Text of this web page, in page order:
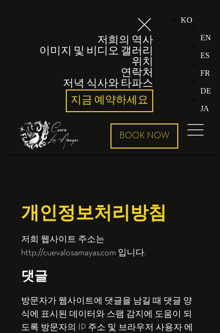
저희의 역사
이미지 및 비디오 갤러리
위치
연락처
저녁 식사와 타파스
지금 예약하세요
KO
EN
ES
FR
DE
JA
개인정보처리방침
저희 웹사이트 주소는
http://cuevalosamayas.com 입니다.
댓글
방문자가 웹사이트에 댓글을 남길 때 댓글 양
식에 표시된 데이터와 스팸 감지에 도움이 되
도록 방문자의 IP 주소 및 브라우저 사용자 에